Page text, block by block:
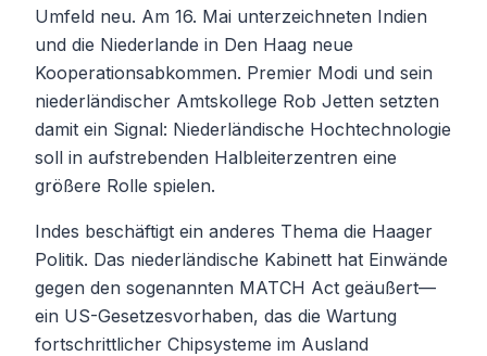
Umfeld neu. Am 16. Mai unterzeichneten Indien
und die Niederlande in Den Haag neue
Kooperationsabkommen. Premier Modi und sein
niederländischer Amtskollege Rob Jetten setzten
damit ein Signal: Niederländische Hochtechnologie
soll in aufstrebenden Halbleiterzentren eine
größere Rolle spielen.
Indes beschäftigt ein anderes Thema die Haager
Politik. Das niederländische Kabinett hat Einwände
gegen den sogenannten MATCH Act geäußert—
ein US-Gesetzesvorhaben, das die Wartung
fortschrittlicher Chipsysteme im Ausland